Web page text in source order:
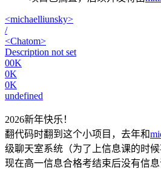
<michaelliunsky>
/
<Chatom>
Description not set
00K
0K
0K
undefined
2026新年快乐！
翻代码时翻到这个小项目，去年和
级聊天室系统（为了上信息课的时
现在高一信息合格考结束后没有信